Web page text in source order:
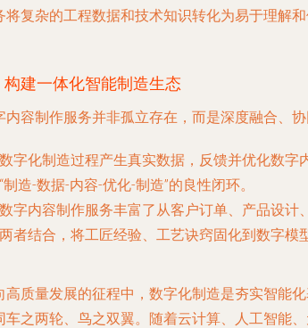
将复杂的工程数据和技术知识转化为易于理解
建一体化智能制造生态
容制作服务并非孤立存在，而是深度融合、协
数字化制造过程产生真实数据，反馈并优化数
造-数据-内容-优化-制造”的良性闭环。
数字内容制作服务丰富了从客户订单、产品设
两者结合，将工匠经验、工艺诀窍固化到数字
质量发展的征程中，数字化制造是夯实智能
车之两轮、鸟之双翼。随着云计算、人工智能